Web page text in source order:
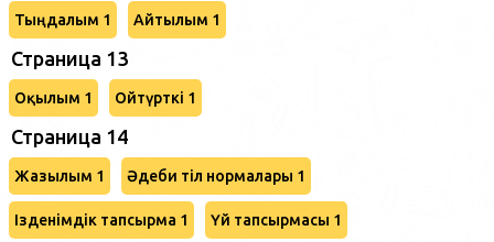
Тыңдалым 1 Айтылым 1
Страница 13
Оқылым 1 Ойтүрткі 1
Страница 14
Жазылым 1 Әдеби тіл нормалары 1
Ізденімдік тапсырма 1 Үй тапсырмасы 1